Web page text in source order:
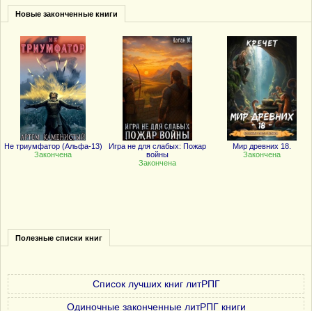
Новые законченные книги
Не триумфатор (Альфа-13)
Закончена
Игра не для слабых: Пожар
войны
Закончена
Мир древних 18.
Закончена
Полезные списки книг
Список лучших книг литРПГ
Одиночные законченные литРПГ книги